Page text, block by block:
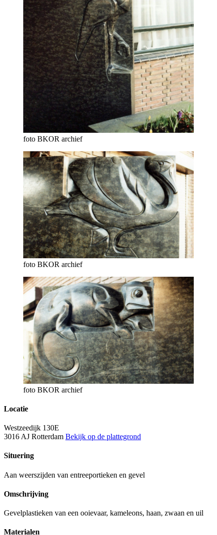
foto BKOR archief
foto BKOR archief
foto BKOR archief
Locatie
Westzeedijk 130E
3016 AJ Rotterdam Bekijk op de plattegrond
Situering
Aan weerszijden van entreeportieken en gevel
Omschrijving
Gevelplastieken van een ooievaar, kameleons, haan, zwaan en uil
Materialen